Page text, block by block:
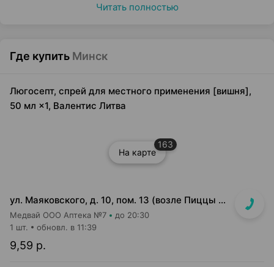
Читать полностью
Где купить Минск
Люгосепт, спрей для местного применения [вишня],
50 мл ×1, Валентис Литва
На карте
163
ул. Маяковского, д. 10, пом. 13 (возле Пиццы Мании)
Медвай ООО Аптека №7 до 20:30
9,59 р.
1 шт. обновл. в 11:39